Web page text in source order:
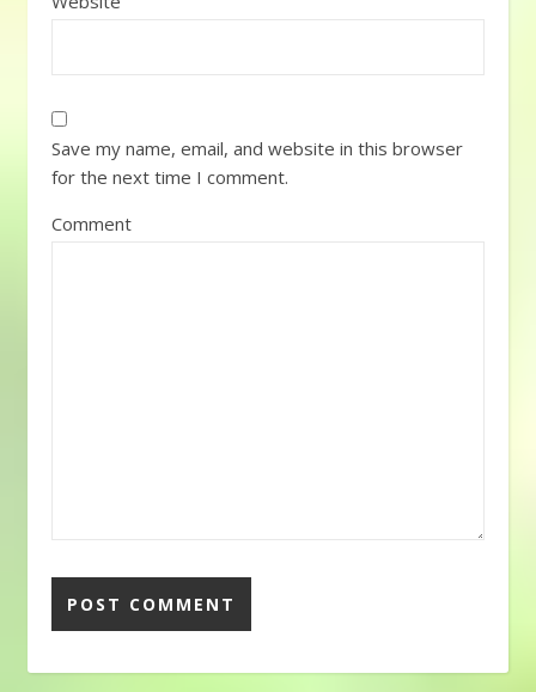
Save my name, email, and website in this browser
for the next time I comment.
Comment